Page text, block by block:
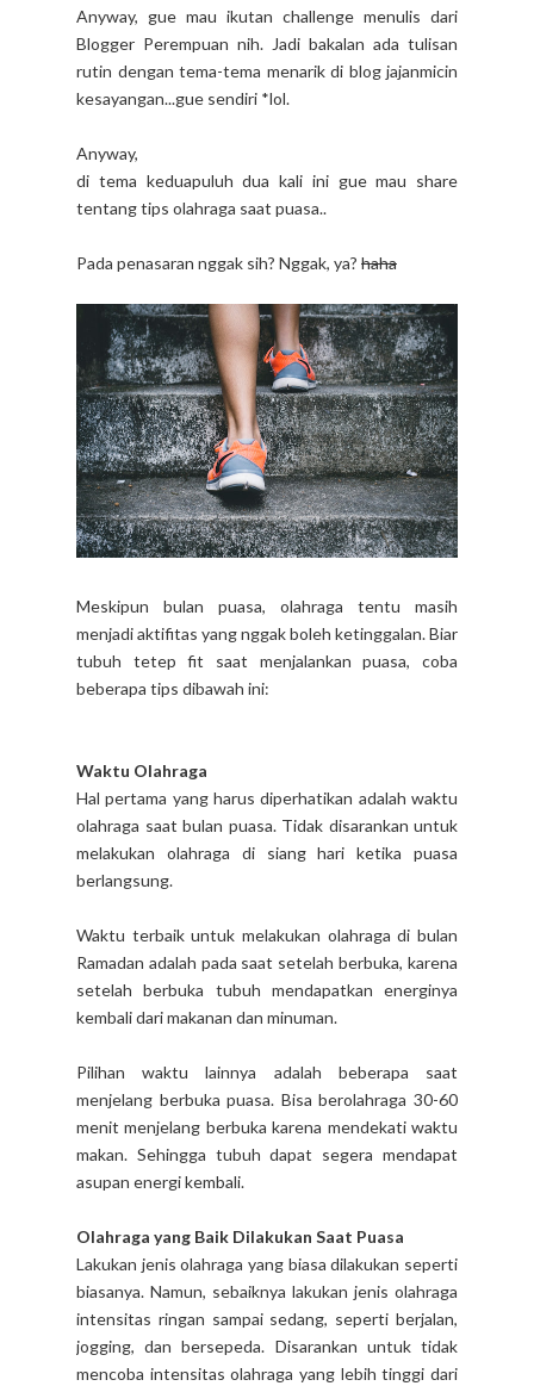
Anyway, gue mau ikutan challenge menulis dari
Blogger Perempuan nih. Jadi bakalan ada tulisan
rutin dengan tema-tema menarik di blog jajanmicin
kesayangan...gue sendiri *lol.
Anyway,
di tema keduapuluh dua kali ini gue mau share
tentang tips olahraga saat puasa..
Pada penasaran nggak sih? Nggak, ya? haha
Meskipun bulan puasa, olahraga tentu masih
menjadi aktifitas yang nggak boleh ketinggalan. Biar
tubuh tetep fit saat menjalankan puasa, coba
beberapa tips dibawah ini:
Waktu Olahraga
Hal pertama yang harus diperhatikan adalah waktu
olahraga saat bulan puasa. Tidak disarankan untuk
melakukan olahraga di siang hari ketika puasa
berlangsung.
Waktu terbaik untuk melakukan olahraga di bulan
Ramadan adalah pada saat setelah berbuka, karena
setelah berbuka tubuh mendapatkan energinya
kembali dari makanan dan minuman.
Pilihan waktu lainnya adalah beberapa saat
menjelang berbuka puasa. Bisa berolahraga 30-60
menit menjelang berbuka karena mendekati waktu
makan. Sehingga tubuh dapat segera mendapat
asupan energi kembali.
Olahraga yang Baik Dilakukan Saat Puasa
Lakukan jenis olahraga yang biasa dilakukan seperti
biasanya. Namun, sebaiknya lakukan jenis olahraga
intensitas ringan sampai sedang, seperti berjalan,
jogging, dan bersepeda. Disarankan untuk tidak
mencoba intensitas olahraga yang lebih tinggi dari